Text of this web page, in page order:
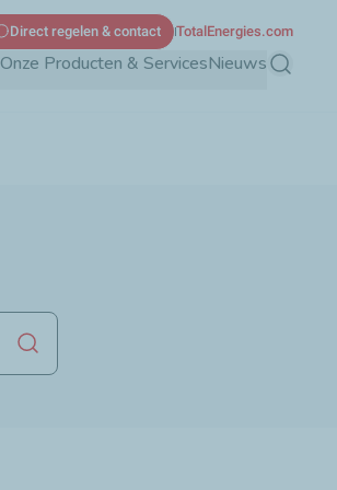
Onze Producten & ServicesNieuws Zoeken
Direct regelen & contact TotalEnergies.com
Zoekopdracht starten